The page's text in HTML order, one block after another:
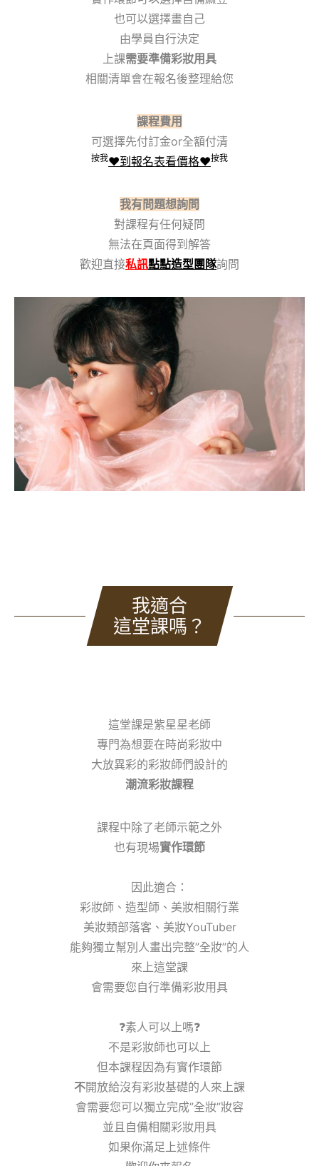
也可以選擇畫自己
由學員自行決定
上課需要準備彩妝用具
相關清單會在報名後整理給您
課程費用
可選擇先付訂金or全額付清
按我❤️到報名表看價格❤️按我
我有問題想詢問
對課程有任何疑問
無法在頁面得到解答
歡迎直接私訊點點造型團隊詢問
我適合
這堂課嗎？
這堂課是紫星星老師
專門為想要在時尚彩妝中
大放異彩的彩妝師們設計的
潮流彩妝課程
課程中除了老師示範之外
也有現場實作環節
因此適合：
彩妝師、造型師、美妝相關行業
美妝類部落客、美妝YouTuber
能夠獨立幫別人畫出完整”全妝”的人
來上這堂課
會需要您自行準備彩妝用具
❓素人可以上嗎❓
不是彩妝師也可以上
但本課程因為有實作環節
不開放給沒有彩妝基礎的人來上課
會需要您可以獨立完成”全妝”妝容
並且自備相關彩妝用具
如果你滿足上述條件